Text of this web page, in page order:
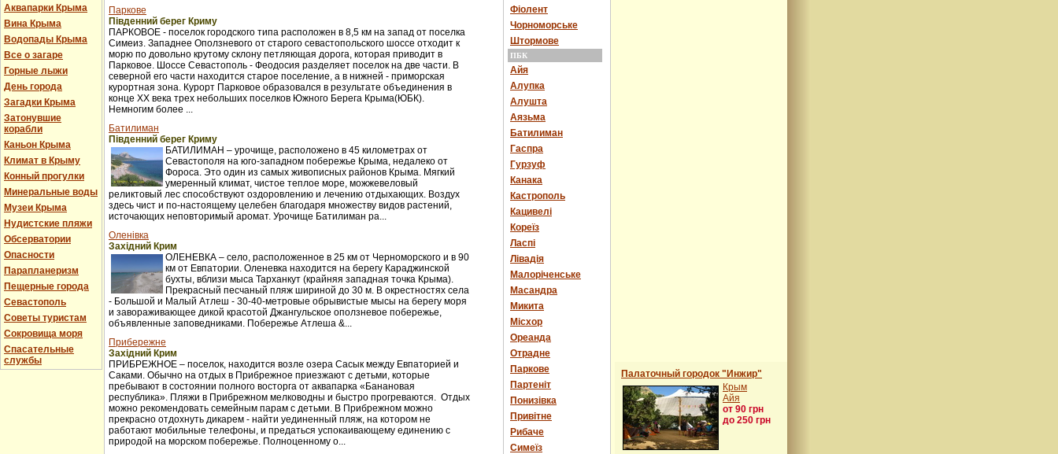
Аквапарки Крыма
Вина Крыма
Водопады Крыма
Все о загаре
Горные лыжи
День города
Загадки Крыма
Затонувшие
корабли
Каньон Крыма
Климат в Крыму
Конный прогулки
Минеральные воды
Музеи Крыма
Нудистские пляжи
Обсерватории
Опасности
Парапланеризм
Пещерные города
Севастополь
Советы туристам
Сокровища моря
Спасательные
службы
Паркове
Південний берег Криму
ПАРКОВОЕ - поселок городского типа расположен в 8,5 км на запад от поселка
Симеиз. Западнее Оползневого от старого севастопольского шоссе отходит к
морю по довольно крутому склону петляющая дорога, которая приводит в
Парковое. Шоссе Севастополь - Феодосия разделяет поселок на две части. В
северной его части находится старое поселение, а в нижней - приморская
курортная зона. Курорт Парковое образовался в результате объединения в
конце XX века трех небольших поселков Южного Берега Крыма(ЮБК).
Немногим более ...
Батилиман
Південний берег Криму
БАТИЛИМАН – урочище, расположено в 45 километрах от
Севастополя на юго-западном побережье Крыма, недалеко от
Фороса. Это один из самых живописных районов Крыма. Мягкий
умеренный климат, чистое теплое море, можжевеловый
реликтовый лес способствуют оздоровлению и лечению отдыхающих. Воздух
здесь чист и по-настоящему целебен благодаря множеству видов растений,
источающих неповторимый аромат. Урочище Батилиман ра...
Оленівка
Західний Крим
ОЛЕНЕВКА – село, расположенное в 25 км от Черноморского и в 90
км от Евпатории. Оленевка находится на берегу Караджинской
бухты, вблизи мыса Тарханкут (крайняя западная точка Крыма).
Прекрасный песчаный пляж шириной до 30 м. В окрестностях села
- Большой и Малый Атлеш - 30-40-метровые обрывистые мысы на берегу моря
и завораживающее дикой красотой Джангульское оползневое побережье,
объявленные заповедниками. Побережье Атлеша &...
Прибережне
Західний Крим
ПРИБРЕЖНОЕ – поселок, находится возле озера Сасык между Евпаторией и
Саками. Обычно на отдых в Прибрежное приезжают с детьми, которые
пребывают в состоянии полного восторга от аквапарка «Банановая
республика». Пляжи в Прибрежном мелководны и быстро прогреваются. Отдых
можно рекомендовать семейным парам с детьми. В Прибрежном можно
прекрасно отдохнуть дикарем - найти уединенный пляж, на котором не
работают мобильные телефоны, и предаться успокаивающему единению с
природой на морском побережье. Полноценному о...
Фіолент
Чорноморське
Штормове
ПБК
Айя
Алупка
Алушта
Аязьма
Батилиман
Гаспра
Гурзуф
Канака
Кастрополь
Кацивелі
Кореїз
Ласпі
Лівадія
Малоріченське
Масандра
Микита
Місхор
Ореанда
Отрадне
Паркове
Партеніт
Понизівка
Привітне
Рибаче
Симеїз
Палаточный городок "Инжир"
Крым
Айя
от 90 грн
до 250 грн